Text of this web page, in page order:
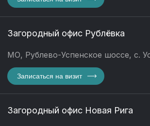
Загородный офис Рублёвка
МО, Рублево-Успенское шоссе, с.
Записаться на визит
Загородный офис Новая Рига